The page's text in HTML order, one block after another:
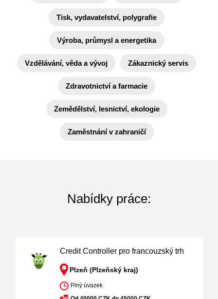
Tisk, vydavatelství, polygrafie
Výroba, průmysl a energetika
Vzdělávání, věda a vývoj Zákaznický servis
Zdravotnictví a farmacie
Zemědělství, lesnictví, ekologie
Zaměstnání v zahraničí
Nabídky práce:
Credit Controller pro francouzský trh
Plzeň (Plzeňský kraj)
Plný úvazek